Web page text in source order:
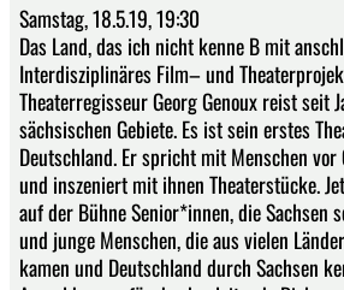
Samstag, 18.5.19, 19:30
Das Land, das ich nicht kenne B mit
Interdisziplinäres Film– und
Theaterregisseur Georg Genoux reist seit
sächsischen Gebiete. Es ist sein erstes
Deutschland. Er spricht mit Menschen
und inszeniert mit ihnen Theaterstücke.
auf der Bühne Senior*innen, die Sachsen
und junge Menschen, die aus vielen
kamen und Deutschland durch Sachsen